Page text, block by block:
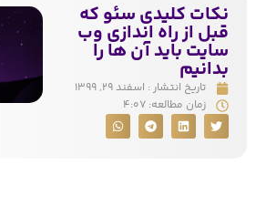
نکات کلیدی سئو که
قبل از راه اندازی وب
سایت باید آن ها را
بدانیم
تاریخ انتشار : اسفند ۲۹, ۱۳۹۹
زمان مطالعه: ۴:۰۷